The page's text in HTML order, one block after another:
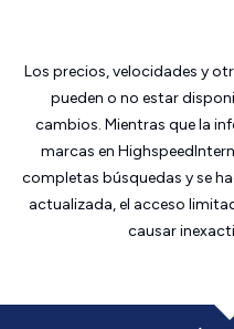
Los precios, velocidades y
pueden o no estar
cambios. Mientras que la
marcas en
completas búsquedas y se
actualizada, el acceso
causar